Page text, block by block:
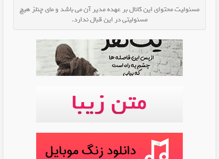
مسئولیت محتوای این کانال بر عهده مدیر آن می باشد و مای چنلز هیچ
مسئولیتی در این قبال ندارد.